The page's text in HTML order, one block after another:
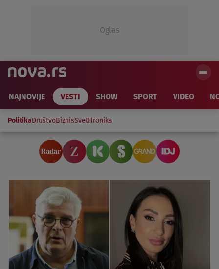
Oglas
NAJNOVIJE VESTI SHOW SPORT VIDEO
PolitikaDruštvoBiznisSvetHronika